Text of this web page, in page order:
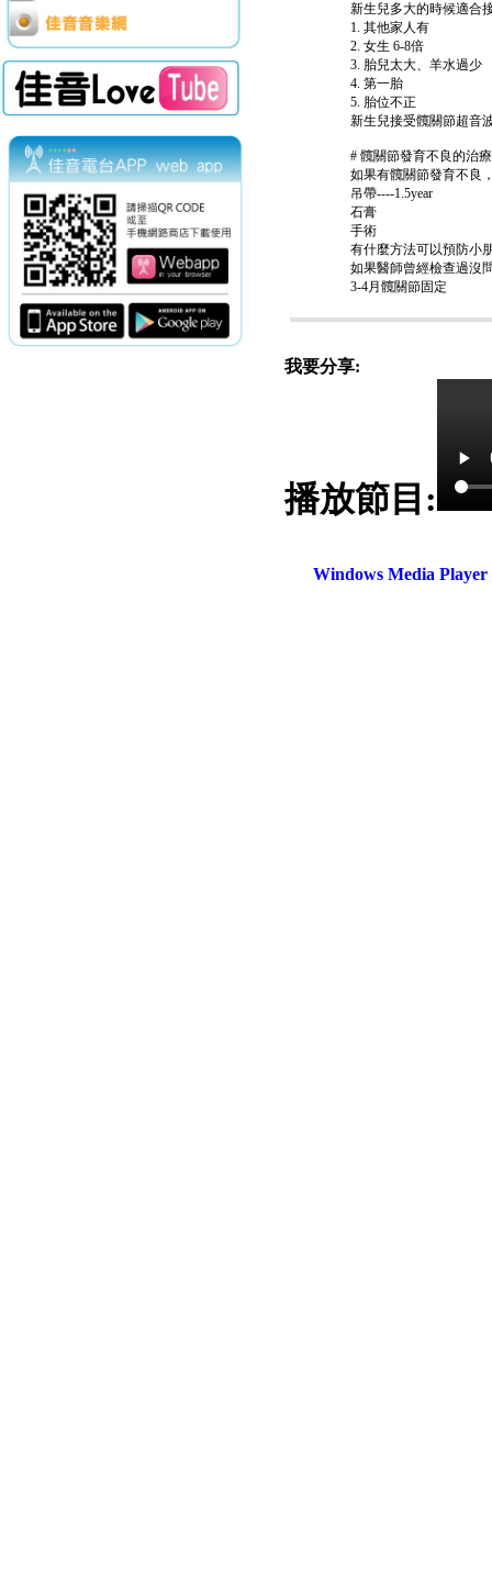
新生兒多大的時候適合
1. 其他家人有
2. 女生 6-8倍
3. 胎兒太大、羊水過少
4. 第一胎
5. 胎位不正
新生兒接受髖關節超音
# 髖關節發育不良的治
如果有髖關節發育不良
吊帶----1.5year
石膏
手術
有什麼方法可以預防小
如果醫師曾經檢查過沒
3-4月髖關節固定
我要分享:
播放節目:
Windows Media